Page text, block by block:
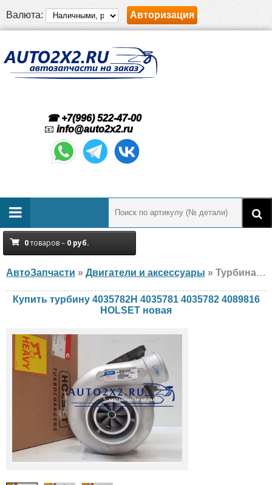
Валюта: Авторизация
☎ +7(996) 522-47-00
📧 info@auto2x2.ru
0товаров – 0 руб.
АвтоЗапчасти » Двигатели и аксессуары » Турбина HOLSET 4035782H 4035781 4035782 4089816 Cummins, новая
Купить турбину 4035782H 4035781 4035782 4089816
HOLSET новая